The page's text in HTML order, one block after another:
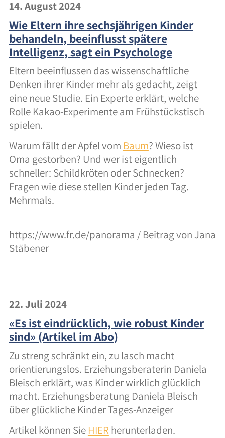
14. August 2024
Wie Eltern ihre sechsjährigen Kinder
behandeln, beeinflusst spätere
Intelligenz, sagt ein Psychologe
Eltern beeinflussen das wissenschaftliche
Denken ihrer Kinder mehr als gedacht, zeigt
eine neue Studie. Ein Experte erklärt, welche
Rolle Kakao-Experimente am Frühstückstisch
spielen.
Warum fällt der Apfel vom Baum? Wieso ist
Oma gestorben? Und wer ist eigentlich
schneller: Schildkröten oder Schnecken?
Fragen wie diese stellen Kinder jeden Tag.
Mehrmals.
https://www.fr.de/panorama / Beitrag von Jana
Stäbener
22. Juli 2024
«Es ist eindrücklich, wie robust Kinder
sind» (Artikel im Abo)
Zu streng schränkt ein, zu lasch macht
orientierungslos. Erziehungsberaterin Daniela
Bleisch erklärt, was Kinder wirklich glücklich
macht. Erziehungsberatung Daniela Bleisch
über glückliche Kinder Tages-Anzeiger
Artikel können Sie HIER herunterladen.